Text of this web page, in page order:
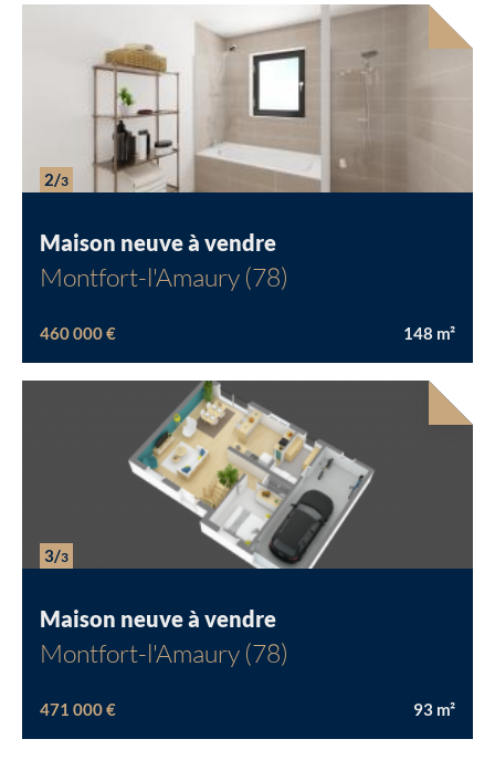
Chargement...
2/3
Maison neuve à vendre
Montfort-l'Amaury (78)
460 000 € 148 m²
3/3
Maison neuve à vendre
Montfort-l'Amaury (78)
471 000 € 93 m²